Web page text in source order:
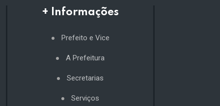
+ Informações
Prefeito e Vice
A Prefeitura
Secretarias
Serviços